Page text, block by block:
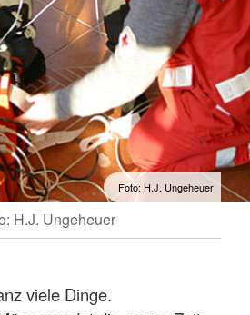
Foto: H.J. Ungeheuer
H.J. Ungeheuer
viele Dinge.